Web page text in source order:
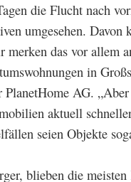
die Flucht nach
umgesehen. Davon
das vor allem
in
AG.
aktuell
seien Objekte
blieben die